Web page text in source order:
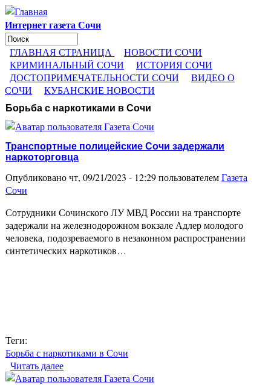
Перейти к основному содержанию
Интернет газета Сочи
Форма поиска
Поиск
ГЛАВНАЯ СТРАНИЦА
НОВОСТИ СОЧИ
КРИМИНАЛЬНЫЙ СОЧИ
ИСТОРИЯ СОЧИ
ДОСТОПРИМЕЧАТЕЛЬНОСТИ СОЧИ
ВИДЕО О
СОЧИ
КУБАНСКИЕ НОВОСТИ
Борьба с наркотиками в Сочи
Транспортные полицейские Сочи задержали
наркоторговца
Опубликовано чт, 09/21/2023 - 12:29 пользователемГазета
Сочи
Сотрудники Сочинского ЛУ МВД России на транспорте
задержали на железнодорожном вокзале Адлер молодого
человека, подозреваемого в незаконном распространении
синтетических наркотиков…
Теги:
Борьба с наркотиками в Сочи
Читать далее
наркоторговца